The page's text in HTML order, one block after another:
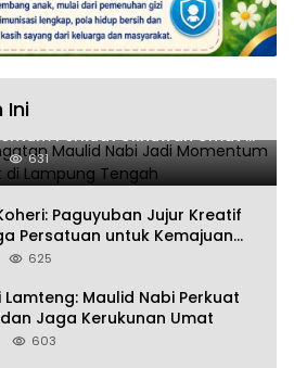
Ini
Peringatan Maulid Nabi
Perkuat Ukhuwah Umat di
631
Paguyuban Jujur Kreatif
Persatuan untuk Kemajuan
625
Lamteng: Maulid Nabi Perkuat
Jaga Kerukunan Umat
603